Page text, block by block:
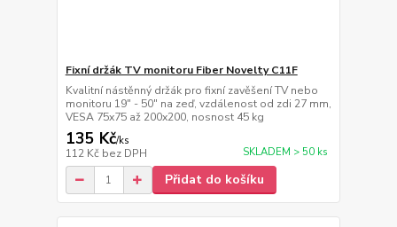
Fixní držák TV monitoru Fiber Novelty C11F
Kvalitní nástěnný držák pro fixní zavěšení TV nebo
monitoru 19" - 50" na zeď, vzdálenost od zdi 27 mm,
VESA 75x75 až 200x200, nosnost 45 kg
135 Kč/ks
112 Kč bez DPH SKLADEM > 50 ks
Přidat do košíku